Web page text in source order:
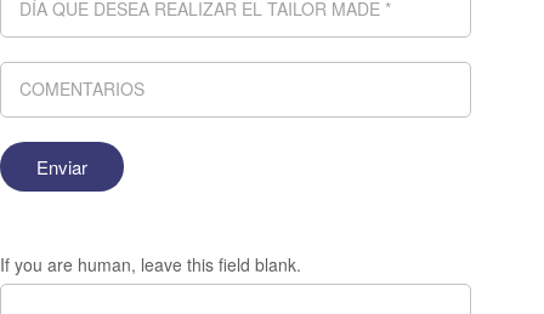
If you are human, leave this field blank.